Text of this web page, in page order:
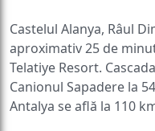
Castelul Alanya, Râul
aproximativ 25 de
Telatiye Resort.
Canionul Sapadere la
Antalya se află la 110